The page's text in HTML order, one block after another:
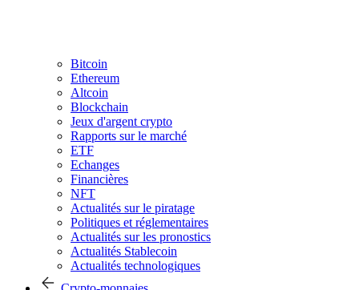
Bitcoin
Ethereum
Altcoin
Blockchain
Jeux d'argent crypto
Rapports sur le marché
ETF
Echanges
Financières
NFT
Actualités sur le piratage
Politiques et réglementaires
Actualités sur les pronostics
Actualités Stablecoin
Actualités technologiques